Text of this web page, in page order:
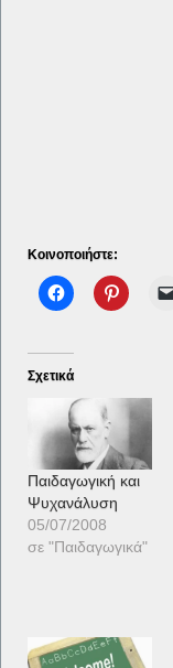
Κοινοποιήστε:
Σχετικά
Παιδαγωγική και
Ψυχανάλυση
05/07/2008
σε "Παιδαγωγικά"